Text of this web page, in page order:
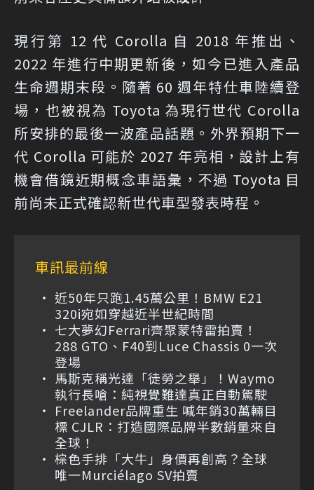
現行第 12 代 Corolla 自 2018 年推出、
2022 年進行中期更新後，如今已進入產品
生命週期末段。隨著 60 週年特仕車陸續登
場，也被視為 Toyota 為現行世代 Corolla
所安排的最後一波產品話題。外界預期下一
代 Corolla 可能於 2027 年亮相，設計上有
機會借鏡近期概念車語彙，不過 Toyota 目
前尚未正式確認新世代車型發表時程。
車訊最前線
近50年只跑1.45萬公里！BMW E21
320i宛如穿越近半世紀時間
七大夢幻Ferrari齊聚蒙特雷拍賣！
288 GTO、F40到Luce Chassis 0一次
登場
馬斯克稱光達「徒勞之舉」！Waymo
執行長嗆：純視覺難達真正自動駕駛
Freelander品牌重生 喊年銷30萬輛目
標 CJLR：打造國際品牌半數銷量來自
全球！
棕色手排「大牛」身價再創高？全球
唯一Murciélago SV拍賣